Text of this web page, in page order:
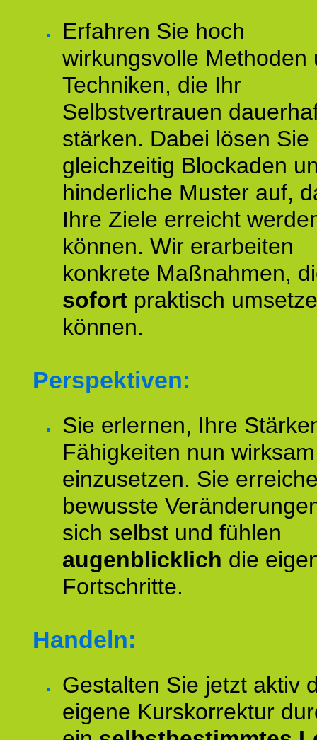
Erfahren Sie hoch
wirkungsvolle Methoden
Techniken, die Ihr
Selbstvertrauen
stärken. Dabei lösen Sie
gleichzeitig Blockaden
hinderliche Muster auf,
Ihre Ziele erreicht
können. Wir erarbeiten
konkrete Maßnahmen,
sofort praktisch
können.
Perspektiven:
Sie erlernen, Ihre
Fähigkeiten nun wirksam
einzusetzen. Sie
bewusste
sich selbst und fühlen
augenblicklich die
Fortschritte.
Handeln:
Gestalten Sie jetzt aktiv
eigene Kurskorrektur